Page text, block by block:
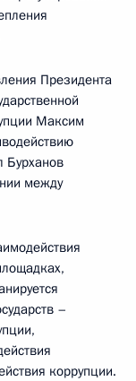
Президента
Максим
Бурханов
между
–
коррупции.